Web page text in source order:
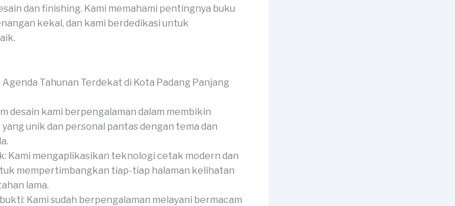
dan finishing. Kami memahami pentingnya buku
kekal, dan kami berdedikasi untuk
desain kami berpengalaman dalam membikin
unik dan personal pantas dengan tema dan
Kami mengaplikasikan teknologi cetak modern dan
mempertimbangkan tiap-tiap halaman kelihatan
lama.
Kami sudah berpengalaman melayani bermacam